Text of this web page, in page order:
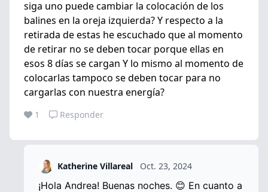
siga uno puede cambiar la colocación de los
balines en la oreja izquierda? Y respecto a la
retirada de estas he escuchado que al momento
de retirar no se deben tocar porque ellas en
esos 8 días se cargan Y lo mismo al momento de
colocarlas tampoco se deben tocar para no
cargarlas con nuestra energía?
1 Responder
Katherine Villareal Oct. 23, 2024
¡Hola Andrea! Buenas noches. 😊 En cuanto a